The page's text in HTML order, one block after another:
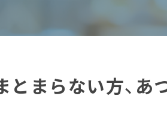
まらない方、あ